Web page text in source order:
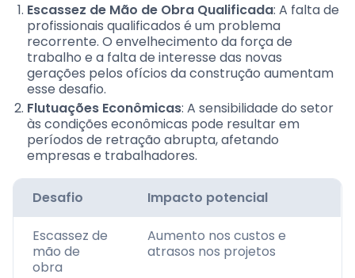
Escassez de Mão de Obra Qualificada: A falta de
profissionais qualificados é um problema
recorrente. O envelhecimento da força de
trabalho e a falta de interesse das novas
gerações pelos ofícios da construção aumentam
esse desafio.
Flutuações Econômicas: A sensibilidade do setor
às condições econômicas pode resultar em
períodos de retração abrupta, afetando
empresas e trabalhadores.
Desafio Impacto potencial
Escassez de
mão de
obra
Aumento nos custos e
atrasos nos projetos